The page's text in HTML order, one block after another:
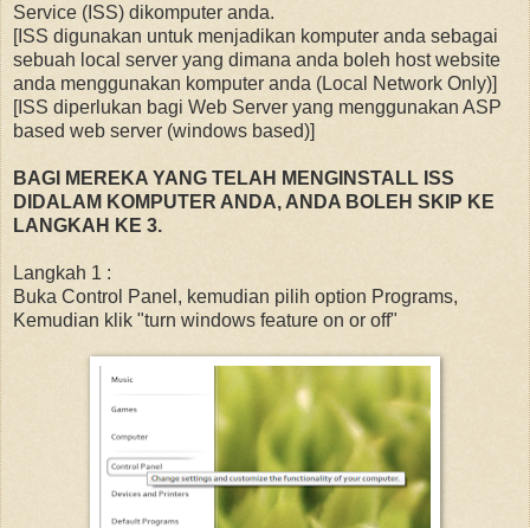
Service (ISS) dikomputer anda.
[ISS digunakan untuk menjadikan komputer anda sebagai
sebuah local server yang dimana anda boleh host website
anda menggunakan komputer anda (Local Network Only)]
[ISS diperlukan bagi Web Server yang menggunakan ASP
based web server (windows based)]
BAGI MEREKA YANG TELAH MENGINSTALL ISS
DIDALAM KOMPUTER ANDA, ANDA BOLEH SKIP KE
LANGKAH KE 3.
Langkah 1 :
Buka Control Panel, kemudian pilih option Programs,
Kemudian klik "turn windows feature on or off"